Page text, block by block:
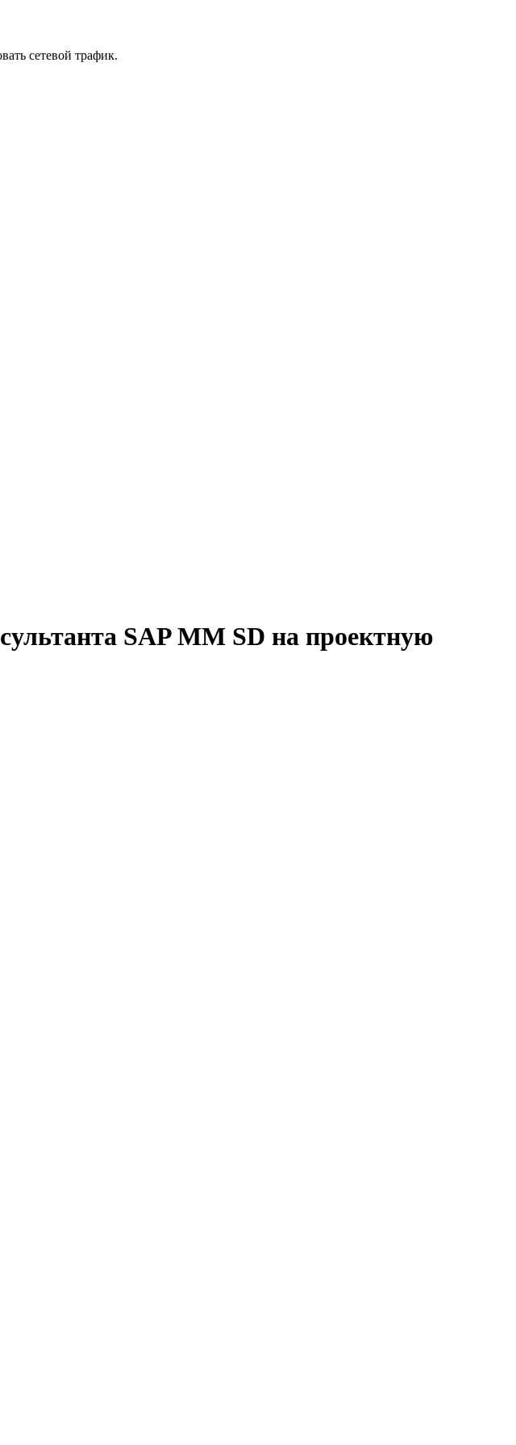
сетевой трафик.
SAP MM SD на проектную